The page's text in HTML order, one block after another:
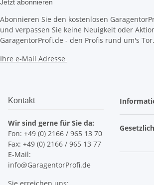
Jetzt abonnieren
Abonnieren Sie den kostenlosen
und verpassen Sie keine Neuigkeit oder
GaragentorProfi.de - den Profis rund um's Tor.
Ihre e-Mail Adresse
Kontakt
Wir sind gerne für Sie da:
Fon: +49 (0) 2166 / 965 13 70
Fax: +49 (0) 2166 / 965 13 77
E-Mail:
info@GaragentorProfi.de